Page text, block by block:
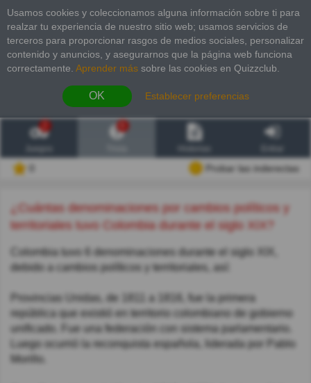
Usamos cookies y coleccionamos alguna información sobre ti para
realzar tu experiencia de nuestro sitio web; usamos servicios de
terceros para proporcionar rasgos de medios sociales, personalizar
contenido y anuncios, y asegurarnos que la página web funciona
correctamente. Aprender más sobre las cookies en Quizzclub.
OK Establecer preferencias
2
Probar las inderectas
¿Cuántas denominaciones por cambios políticos y
territoriales tuvo Colombia durante el siglo XIX?
Colombia tuvo 6 denominaciones durante el siglo XIX,
debido a cambios políticos y territoriales, así:
Provincias Unidas, de 1811 a 1816, fue la primera
república que existió en territorio colombiano de gobierno
unificado. Fue una federación con sistema parlamentario.
Luego ocurrió la reconquista española, liderada por Pablo
Morillo.